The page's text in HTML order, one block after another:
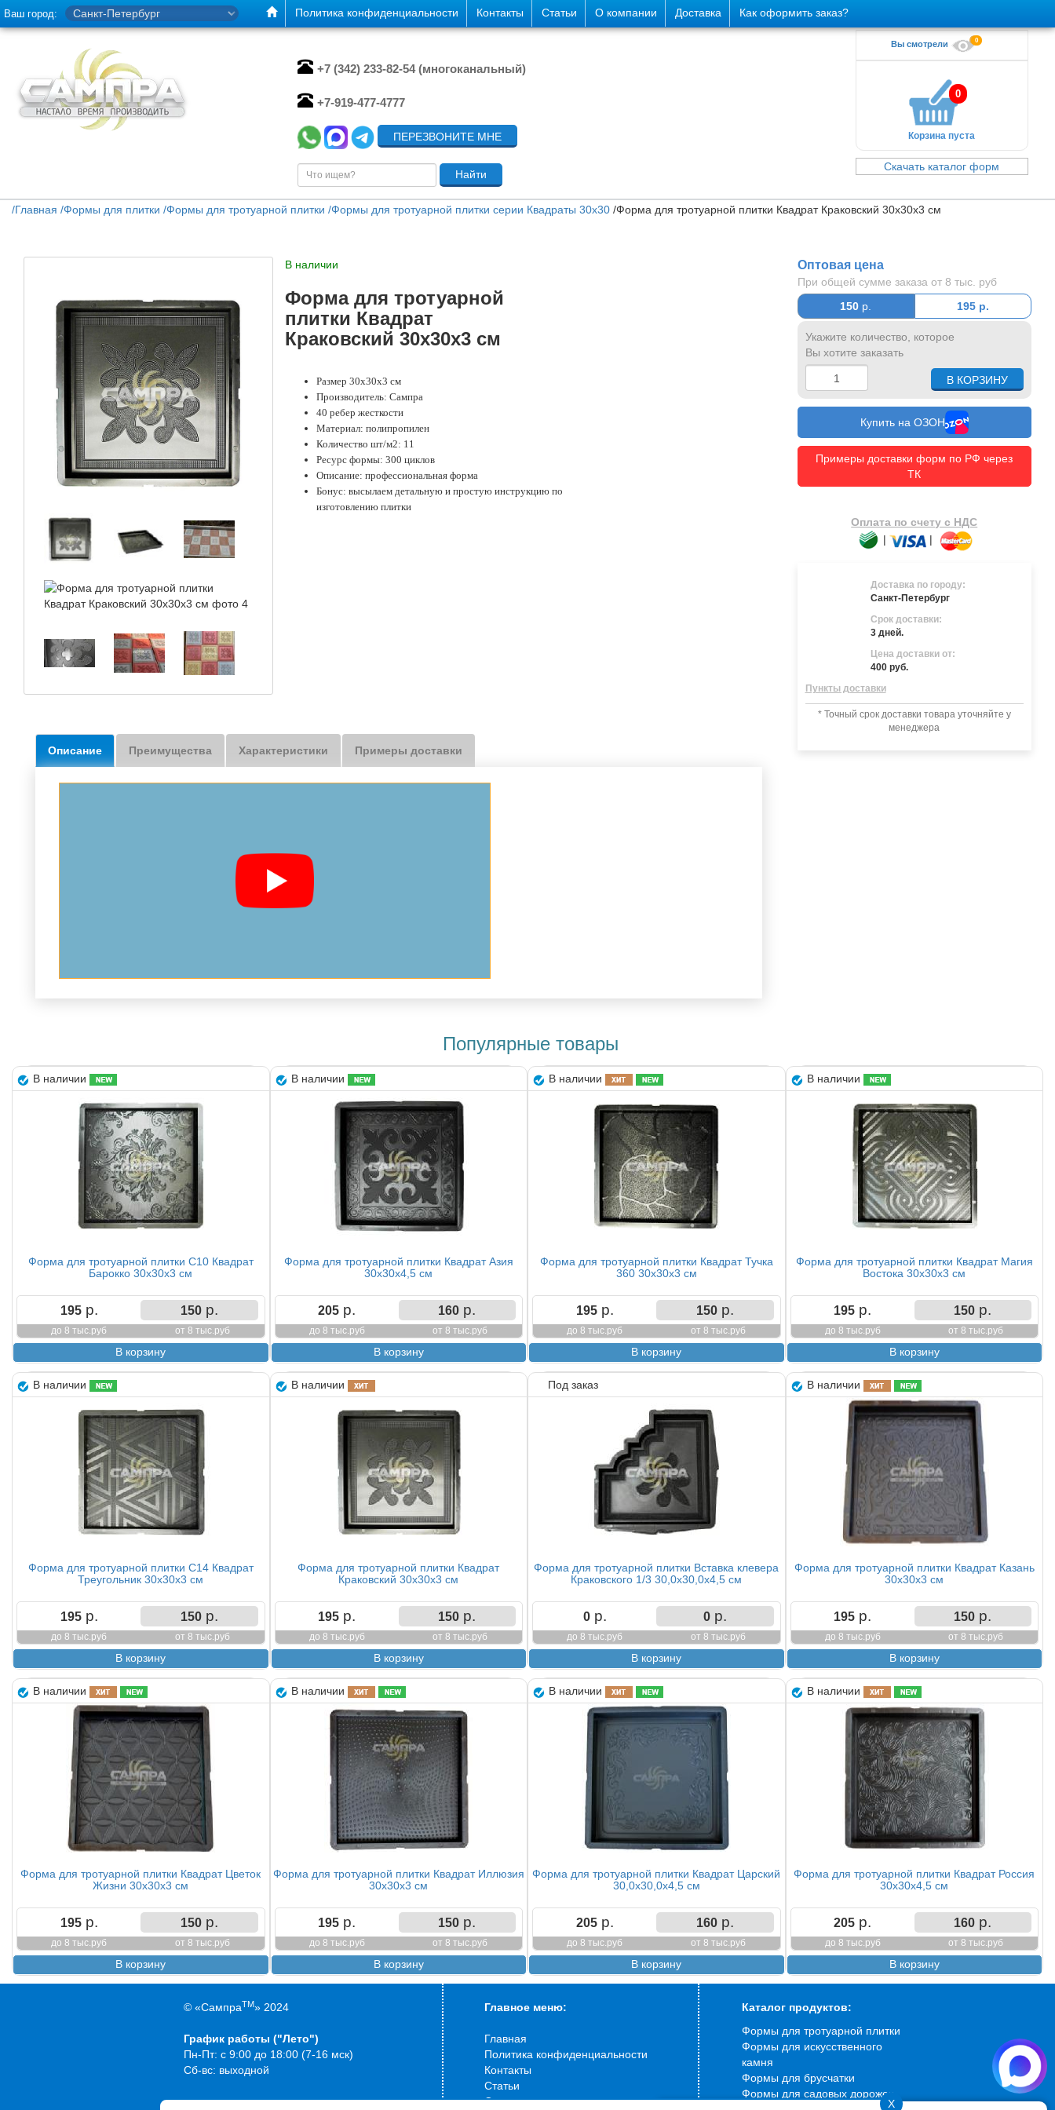
/Главная /Формы для плитки /Формы для тротуарной плитки /Формы для тротуарной плитки серии Квадраты 30х30 /Форма для тротуарной плитки Квадрат Краковский 30х30х3 см
В наличии
Форма для тротуарной
плитки Квадрат
Краковский 30х30х3 см
Размер 30х30х3 см
Производитель: Сампра
40 ребер жесткости
Материал: полипропилен
Количество шт/м2: 11
Ресурс формы: 300 циклов
Описание: профессиональная форма
Бонус: высылаем детальную и простую инструкцию по
изготовлению плитки
Описание Преимущества Характеристики Примеры доставки
Оптовая цена
При общей сумме заказа от 8 тыс. руб
150 р. 195 р.
Укажите количество, которое
Вы хотите заказать
Купить на ОЗОН
Примеры доставки форм по РФ через
ТК
Оплата по счету с НДС
|
|
Доставка по городу:
Санкт-Петербург
Срок доставки:
3 дней.
Цена доставки от:
400 руб.
Пункты доставки
* Точный срок доставки товара уточняйте у
менеджера
X
Популярные товары
В наличии
Форма для тротуарной плитки С10 Квадрат
Барокко 30х30х3 см
195р.
до 8 тыс.руб
150р.
от 8 тыс.руб
В наличии
Форма для тротуарной плитки Квадрат Азия
30х30х4,5 см
205 р.
до 8 тыс.руб
160 р.
от 8 тыс.руб
В наличии
Форма для тротуарной плитки Квадрат Тучка
360 30х30х3 см
195р.
до 8 тыс.руб
150р.
от 8 тыс.руб
В наличии
Форма для тротуарной плитки Квадрат Магия
Востока 30х30х3 см
195 р.
до 8 тыс.руб
150 р.
от 8 тыс.руб
В наличии
Форма для тротуарной плитки С14 Квадрат
Треугольник 30х30х3 см
195р.
до 8 тыс.руб
150р.
от 8 тыс.руб
В наличии
Форма для тротуарной плитки Квадрат
Краковский 30х30х3 см
195 р.
до 8 тыс.руб
150 р.
от 8 тыс.руб
Под заказ
Форма для тротуарной плитки Вставка клевера
Краковского 1/3 30,0х30,0х4,5 см
0р.
до 8 тыс.руб
0р.
от 8 тыс.руб
В наличии
Форма для тротуарной плитки Квадрат Казань
30х30х3 см
195 р.
до 8 тыс.руб
150 р.
от 8 тыс.руб
В наличии
Форма для тротуарной плитки Квадрат Цветок
Жизни 30х30х3 см
195р.
до 8 тыс.руб
150р.
от 8 тыс.руб
В наличии
Форма для тротуарной плитки Квадрат Иллюзия
30х30х3 см
195 р.
до 8 тыс.руб
150 р.
от 8 тыс.руб
В наличии
Форма для тротуарной плитки Квадрат Царский
30,0х30,0х4,5 см
205р.
до 8 тыс.руб
160р.
от 8 тыс.руб
В наличии
Форма для тротуарной плитки Квадрат Россия
30х30х4,5 см
205 р.
до 8 тыс.руб
160 р.
от 8 тыс.руб
Ваш город: Политика конфиденциальности Контакты Статьи О компании Доставка Как оформить заказ?
+7 (342) 233-82-54 (многоканальный)
+7-919-477-4777
ПЕРЕЗВОНИТЕ МНЕ
Вы смотрели 0
0
Корзина пуста
Скачать каталог форм
© «СампраTM» 2024
График работы ("Лето")
Пн-Пт: с 9:00 до 18:00 (7-16 мск)
Сб-вс: выходной
Главное меню:
Главная
Политика конфиденциальности
Контакты
Статьи
О компании
Каталог продуктов:
Формы для тротуарной плитки
Формы для искусственного
камня
Формы для брусчатки
Формы для садовых дорожек